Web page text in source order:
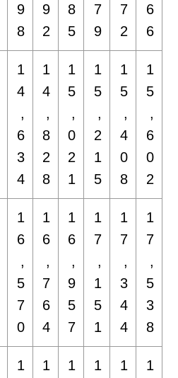
9
8
9
2
8
5
7
9
7
2
6
6
1
4
,
6
3
4
1
4
,
8
2
8
1
5
,
0
2
1
1
5
,
2
1
5
1
5
,
4
0
8
1
5
,
6
0
2
1
6
,
5
7
0
1
6
,
7
6
4
1
6
,
9
5
7
1
7
,
1
5
1
1
7
,
3
4
4
1
7
,
5
3
8
1
1
1
1
1
1